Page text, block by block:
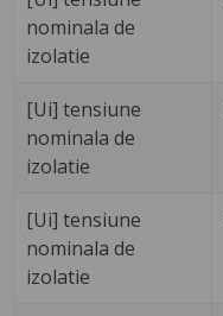
nominala de
izolatie
[Ui] tensiune
nominala de
izolatie
[Ui] tensiune
nominala de
izolatie